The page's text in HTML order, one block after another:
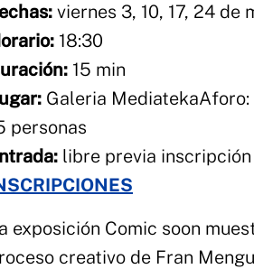
viernes 3, 10, 17, 24 de
18:30
15 min
Galeria MediatekaAforo:
personas
libre previa
exposición Comic soon
creativo de Fran